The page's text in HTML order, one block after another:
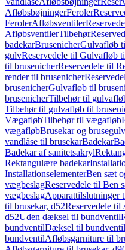
AfløbsbøjningerFeroler
FerolerAfløbsventiler
AfløbsventilerTilbehør
badekarBrusenicherGulvafløb
gulvReservedele til Gulvafløb
til brusenicherReservedele til
render til brusenicher
brusenicherGulvafløb til
brusenicherTilbehør til
Tilbehør til gulvafløb til
VægafløbTilbehør til vægafløb
vægafløbBrusekar og
vandlåse til brusekarBadekar
Badekar af sanitetsakryl
Rektangulære badekar
InstallationselementerBen sæt
vægbeslagReservedele til Ben
vægbeslagApparattilslutninger
til brusekar, d52Reservedele til
d52Uden dæksel til bundventil
bundventilDæksel til bundventil
bundventilAfløbsgarniture til